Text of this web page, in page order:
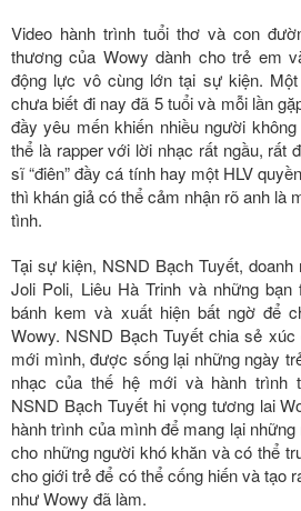
Video hành trình tuổi thơ và con
thương của Wowy dành cho trẻ em
động lực vô cùng lớn tại sự kiện.
chưa biết đi nay đã 5 tuổi và mỗi lần
đầy yêu mến khiến nhiều người
thể là rapper với lời nhạc rất ngầu, rất
sĩ “điên” đầy cá tính hay một HLV
thì khán giả có thể cảm nhận rõ anh là
tình.
Tại sự kiện, NSND Bạch Tuyết,
Joli Poli, Liêu Hà Trinh và những
bánh kem và xuất hiện bất ngờ để
Wowy. NSND Bạch Tuyết chia sẻ
mới mình, được sống lại những ngày
nhạc của thế hệ mới và hành trình
NSND Bạch Tuyết hi vọng tương lai
hành trình của mình để mang lại
cho những người khó khăn và có thể
cho giới trẻ để có thể cống hiến và tạo
như Wowy đã làm.